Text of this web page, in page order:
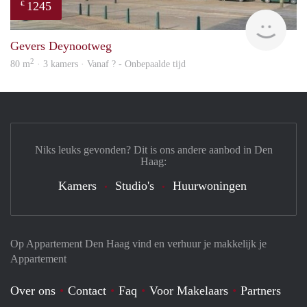
€ 1245
Gevers Deynootweg
80 m2 · 3 kamers · Vanaf ? - Onbepaalde tijd
Op Appartement Den Haag vind en verhuur je makkelijk je
Appartement
Over ons Contact Faq Voor Makelaars Partners
Niks leuks gevonden? Dit is ons andere aanbod in Den
Haag:
Kamers Studio's Huurwoningen